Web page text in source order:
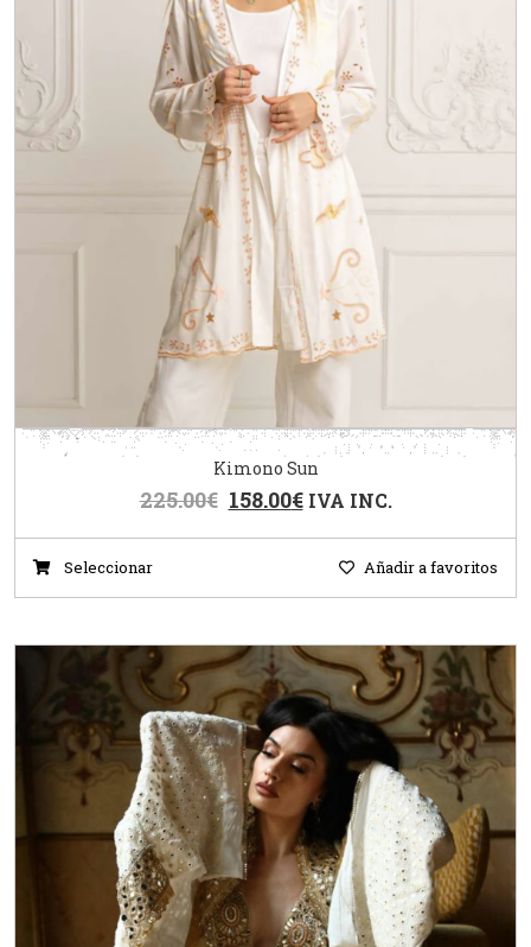
Kimono Sun
225.00€ 158.00€ IVA INC.
Seleccionar Añadir a favoritos